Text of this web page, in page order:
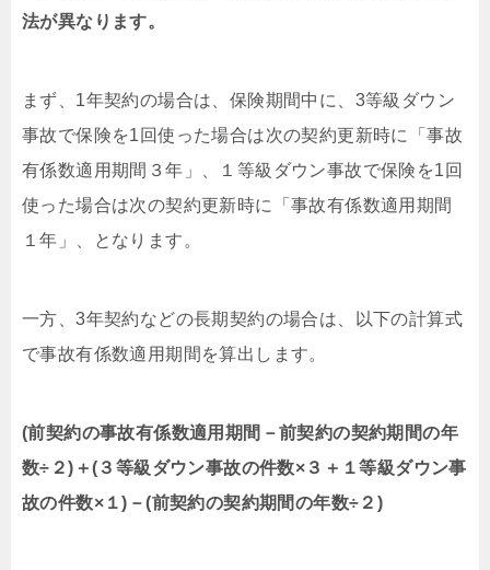
法が異なります。
まず、1年契約の場合は、保険期間中に、3等級ダウン
事故で保険を1回使った場合は次の契約更新時に「事故
有係数適用期間３年」、１等級ダウン事故で保険を1回
使った場合は次の契約更新時に「事故有係数適用期間
１年」、となります。
一方、3年契約などの長期契約の場合は、以下の計算式
で事故有係数適用期間を算出します。
(前契約の事故有係数適用期間－前契約の契約期間の年
数÷２)＋(３等級ダウン事故の件数×３＋１等級ダウン事
故の件数×１)－(前契約の契約期間の年数÷２)